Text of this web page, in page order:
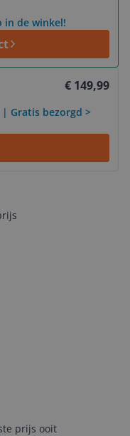
in de winkel!
€ 149,99
Gratis bezorgd >
prijs ooit